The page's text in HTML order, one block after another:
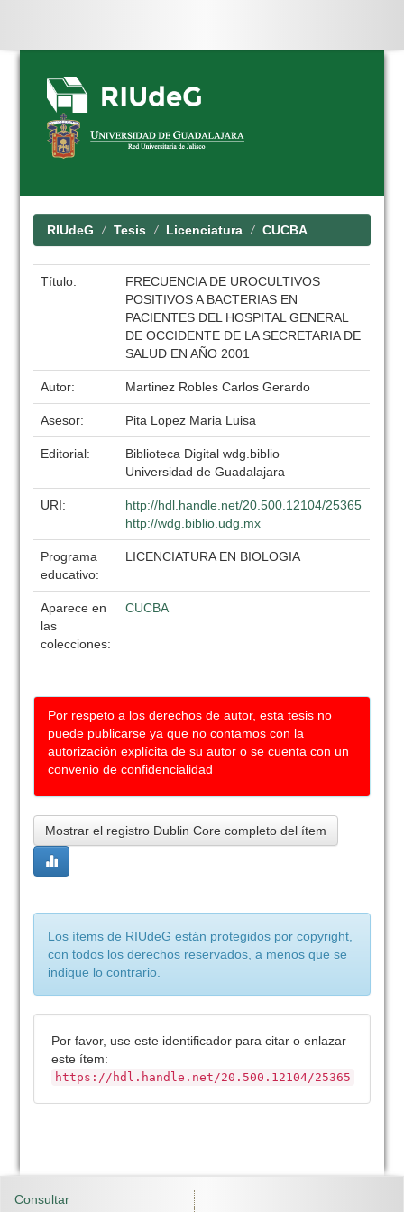
Skip
navigation
RIUdeG Tesis Licenciatura CUCBA
Título:
FRECUENCIA DE UROCULTIVOS
POSITIVOS A BACTERIAS EN
PACIENTES DEL HOSPITAL GENERAL
DE OCCIDENTE DE LA SECRETARIA DE
SALUD EN AÑO 2001
Autor: Martinez Robles Carlos Gerardo
Asesor: Pita Lopez Maria Luisa
Editorial:
Biblioteca Digital wdg.biblio
Universidad de Guadalajara
URI:
http://hdl.handle.net/20.500.12104/25365
http://wdg.biblio.udg.mx
Programa
educativo:
LICENCIATURA EN BIOLOGIA
Aparece en
las
colecciones:
CUCBA
Por respeto a los derechos de autor, esta tesis no
puede publicarse ya que no contamos con la
autorización explícita de su autor o se cuenta con un
convenio de confidencialidad
Mostrar el registro Dublin Core completo del ítem
Los ítems de RIUdeG están protegidos por copyright,
con todos los derechos reservados, a menos que se
indique lo contrario.
Por favor, use este identificador para citar o enlazar
este ítem:
https://hdl.handle.net/20.500.12104/25365
Consultar